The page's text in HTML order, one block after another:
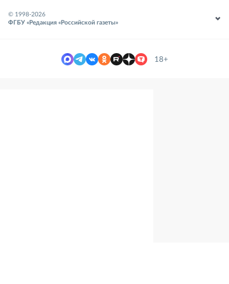
© 1998-2026
ФГБУ «Редакция «Российской газеты»
18+